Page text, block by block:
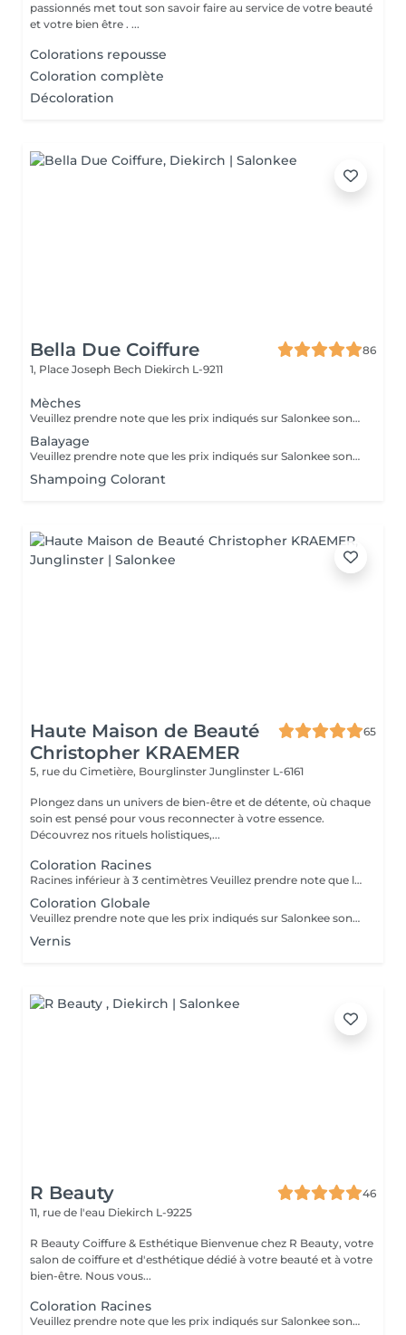
passionnés met tout son savoir faire au service de votre beauté
et votre bien être . ...
Colorations repousse
Coloration complète
Décoloration
Bella Due Coiffure
86
1, Place Joseph Bech Diekirch L-9211
Mèches
Veuillez prendre note que les prix indiqués sur Salonkee sont communiqués à titre informatif et s'entendent de base. Ces derniers sont susceptibles de varier selon le diagnostic réalisé à votre arrivée au salon et l'expertise du professionnel à qui vous confiez votre beauté. Dans tous les cas, un devis précis vous sera proposé et toutes réalisations de prestations seront effectuées avec votre accord. Un grand merci d'avance pour votre compréhension. Au plaisir de vous recevoir très vite.
Balayage
Veuillez prendre note que les prix indiqués sur Salonkee sont communiqués à titre informatif et s'entendent de base. Ces derniers sont susceptibles de varier selon le diagnostic réalisé à votre arrivée au salon et l'expertise du professionnel à qui vous confiez votre beauté. Dans tous les cas, un devis précis vous sera proposé et toutes réalisations de prestations seront effectuées avec votre accord. Un grand merci d'avance pour votre compréhension. Au plaisir de vous recevoir très vite.
Shampoing Colorant
Haute Maison de Beauté
Christopher KRAEMER
65
5, rue du Cimetière, Bourglinster Junglinster L-6161
Plongez dans un univers de bien-être et de détente, où chaque
soin est pensé pour vous reconnecter à votre essence.
Découvrez nos rituels holistiques,...
Coloration Racines
Racines inférieur à 3 centimètres Veuillez prendre note que les prix indiqués sur Salonkee sont communiqués à titre informatif et s'entendent de base. Ces derniers sont susceptibles de varier selon le diagnostic réalisé à votre arrivée au salon et l'expertise du professionnel à qui vous confiez votre beauté. Dans tous les cas, un devis précis vous sera proposé et toutes réalisations de prestations seront effectuées avec votre accord. Un grand merci d'avance pour votre compréhension. Au plaisir de vous recevoir très vite.
Coloration Globale
Veuillez prendre note que les prix indiqués sur Salonkee sont communiqués à titre informatif et s'entendent de base. Ces derniers sont susceptibles de varier selon le diagnostic réalisé à votre arrivée au salon et l'expertise du professionnel à qui vous confiez votre beauté. Dans tous les cas, un devis précis vous sera proposé et toutes réalisations de prestations seront effectuées avec votre accord. Un grand merci d'avance pour votre compréhension. Au plaisir de vous recevoir très vite.
Vernis
R Beauty
46
11, rue de l'eau Diekirch L-9225
R Beauty Coiffure & Esthétique Bienvenue chez R Beauty, votre
salon de coiffure et d'esthétique dédié à votre beauté et à votre
bien-être. Nous vous...
Coloration Racines
Veuillez prendre note que les prix indiqués sur Salonkee sont communiqués à titre informatif et s'entendent de base. Ces derniers sont susceptibles de varier selon le diagnostic réalisé à votre arrivée au salon et l'expertise du professionnel à qui vous confiez votre beauté. Dans tous les cas, un devis précis vous sera proposé et toutes réalisations de prestations seront effectuées avec votre accord. Un grand merci d'avance pour votre compréhension. Au plaisir de vous recevoir très vite.